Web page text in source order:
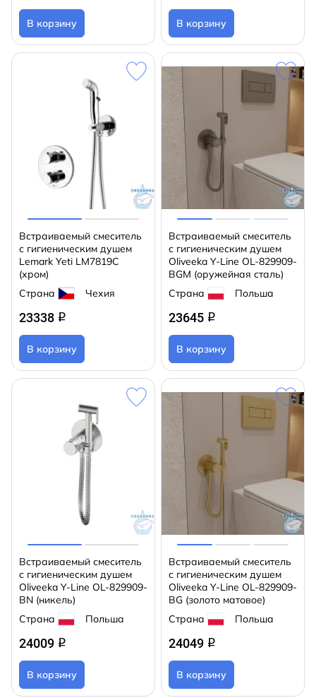
В корзину В корзину
Встраиваемый смеситель
с гигиеническим душем
Lemark Yeti LM7819С
(хром)
Страна
Чехия
23338 q
В корзину
Встраиваемый смеситель
с гигиеническим душем
Oliveeka Y-Line OL-829909-
BGM (оружейная сталь)
Страна
Польша
23645 q
В корзину
Встраиваемый смеситель
с гигиеническим душем
Oliveeka Y-Line OL-829909-
BN (никель)
Страна
Польша
24009 q
В корзину
Встраиваемый смеситель
с гигиеническим душем
Oliveeka Y-Line OL-829909-
BG (золото матовое)
Страна
Польша
24049 q
В корзину